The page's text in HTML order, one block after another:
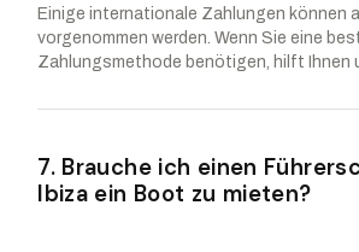
Einige internationale Zahlungen können
vorgenommen werden. Wenn Sie eine
Zahlungsmethode benötigen, hilft Ihnen
7. Brauche ich einen
Ibiza ein Boot zu mieten?